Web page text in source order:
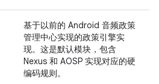
基于以前的 Android 音频政策
管理中心实现的政策引擎实
现。这是默认模块，包含
Nexus 和 AOSP 实现对应的硬
编码规则。